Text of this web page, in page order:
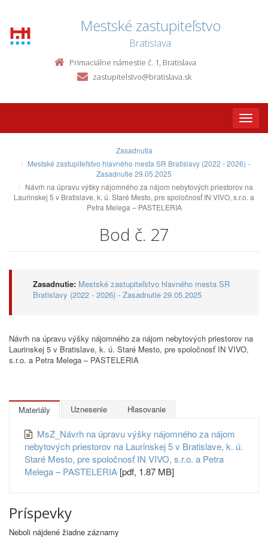
Mestské zastupiteľstvo
Bratislava
Primaciálne námestie č. 1, Bratislava
zastupitelstvo@bratislava.sk
Toggle
Zasadnutia
Mestské zastupiteľstvo hlavného mesta SR Bratislavy (2022 - 2026) -
Zasadnutie 29.05.2025
Návrh na úpravu výšky nájomného za nájom nebytových priestorov na
Laurinskej 5 v Bratislave, k. ú. Staré Mesto, pre spoločnosť IN VIVO, s.r.o. a
Petra Melega – PASTELERIA
Bod č. 27
Zasadnutie: Mestské zastupiteľstvo hlavného mesta SR
Bratislavy (2022 - 2026) - Zasadnutie 29.05.2025
Návrh na úpravu výšky nájomného za nájom nebytových priestorov na
Laurinskej 5 v Bratislave, k. ú. Staré Mesto, pre spoločnosť IN VIVO,
s.r.o. a Petra Melega – PASTELERIA
Materiály Uznesenie Hlasovanie
MsZ_Návrh na úpravu výšky nájomného za nájom
nebytových priestorov na Laurinskej 5 v Bratislave, k. ú.
Staré Mesto, pre spoločnosť IN VIVO, s.r.o. a Petra
Melega – PASTELERIA [pdf, 1.87 MB]
Príspevky
Neboli nájdené žiadne záznamy